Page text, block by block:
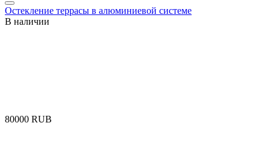
Остекление террасы в алюминиевой системе
В наличии
‍80000‍ RUB